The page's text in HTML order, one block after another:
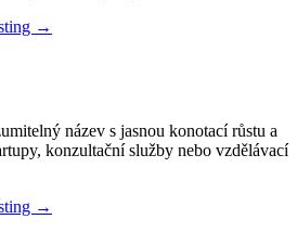
→
název s jasnou konotací růstu a
konzultační služby nebo vzdělávací
→